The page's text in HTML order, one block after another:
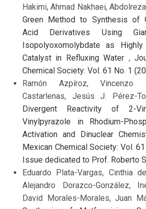
Hakimi, Ahmad Nakhaei,
Green Method to Synthesis of
Acid Derivatives Using
Isopolyoxomolybdate as
Catalyst in Refluxing Water ,
Chemical Society: Vol. 61 No. 1
Ramón Azpíroz, Vincenzo
Castarlenas, Jesús J. Pérez-
Divergent Reactivity of 2-
Vinylpyrazole in Rhodium-
Activation and Dinuclear
Mexican Chemical Society: Vol.
Issue dedicated to Prof. Roberto
Eduardo Plata-Vargas, Cinthia
Alejandro Dorazco-González,
David Morales-Morales, Juan